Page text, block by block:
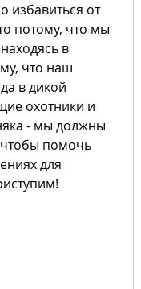
избавиться от
потому, что мы
в
что наш
в дикой
охотники и
- мы должны
помочь
для